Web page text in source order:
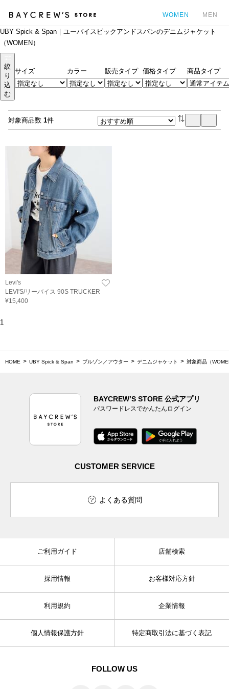
WOMEN MEN
UBY Spick & Span｜ユーバイスピックアンドスパンのデニムジャケット
（WOMEN）
絞
り
込
む
サイズ カラー 販売タイプ 価格タイプ 商品タイプ
対象商品数 1件
Levi's
LEVI'S/リーバイス 90S TRUCKER
¥15,400
1
HOME UBY Spick & Span ブルゾン／アウター デニムジャケット 対象商品（
BAYCREW’S STORE 公式アプリ
パスワードレスでかんたんログイン
CUSTOMER SERVICE
よくある質問
ご利用ガイド 店舗検索
採用情報 お客様対応方針
利用規約 企業情報
個人情報保護方針 特定商取引法に基づく表記
FOLLOW US